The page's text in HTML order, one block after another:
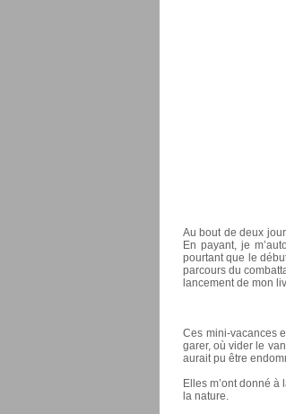
Au bout de deux
En payant, je
pourtant que le
parcours du
lancement de mon
Ces mini-vacances
garer, où vider le
aurait pu être
Elles m’ont donné
la nature.